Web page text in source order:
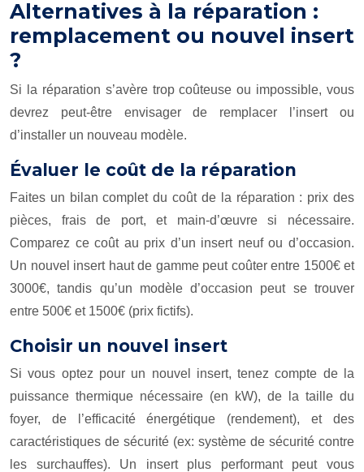
Alternatives à la réparation :
remplacement ou nouvel insert
?
Si la réparation s’avère trop coûteuse ou impossible, vous
devrez peut-être envisager de remplacer l’insert ou
d’installer un nouveau modèle.
Évaluer le coût de la réparation
Faites un bilan complet du coût de la réparation : prix des
pièces, frais de port, et main-d’œuvre si nécessaire.
Comparez ce coût au prix d’un insert neuf ou d’occasion.
Un nouvel insert haut de gamme peut coûter entre 1500€ et
3000€, tandis qu’un modèle d’occasion peut se trouver
entre 500€ et 1500€ (prix fictifs).
Choisir un nouvel insert
Si vous optez pour un nouvel insert, tenez compte de la
puissance thermique nécessaire (en kW), de la taille du
foyer, de l’efficacité énergétique (rendement), et des
caractéristiques de sécurité (ex: système de sécurité contre
les surchauffes). Un insert plus performant peut vous